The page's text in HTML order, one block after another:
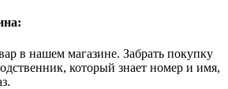
в нашем магазине. Забрать покупку
который знает номер и имя,